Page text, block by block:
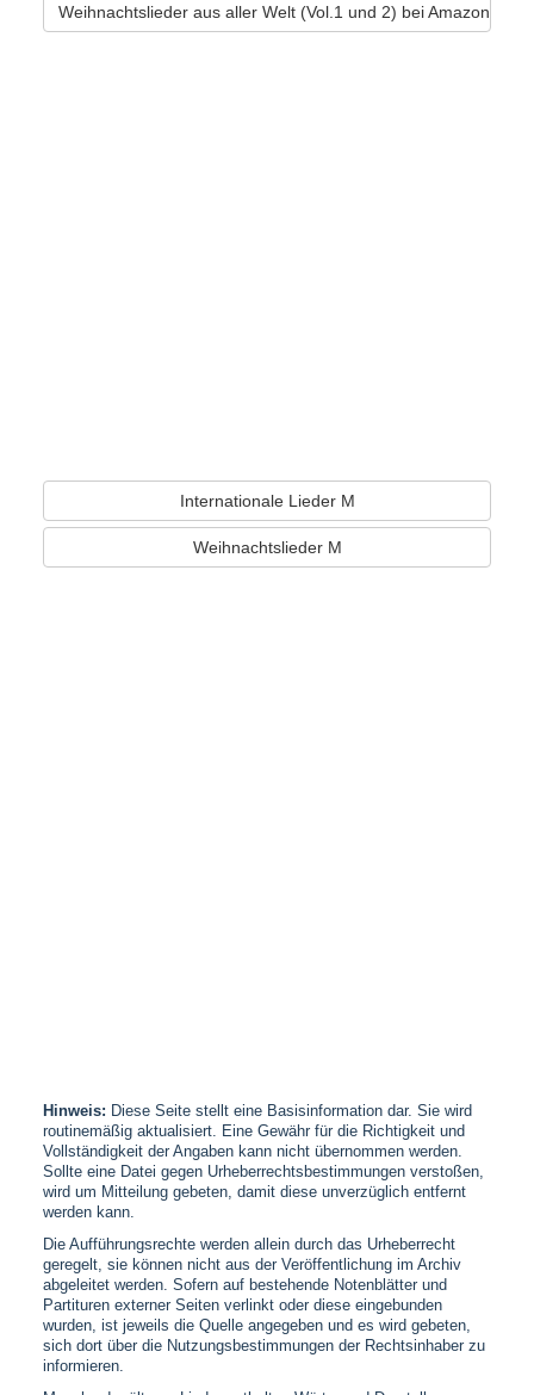
Weihnachtslieder aus aller Welt (Vol.1 und 2) bei Amazon
Internationale Lieder M
Weihnachtslieder M
Hinweis: Diese Seite stellt eine Basisinformation dar. Sie wird
routinemäßig aktualisiert. Eine Gewähr für die Richtigkeit und
Vollständigkeit der Angaben kann nicht übernommen werden.
Sollte eine Datei gegen Urheberrechtsbestimmungen verstoßen,
wird um Mitteilung gebeten, damit diese unverzüglich entfernt
werden kann.
Die Aufführungsrechte werden allein durch das Urheberrecht
geregelt, sie können nicht aus der Veröffentlichung im Archiv
abgeleitet werden. Sofern auf bestehende Notenblätter und
Partituren externer Seiten verlinkt oder diese eingebunden
wurden, ist jeweils die Quelle angegeben und es wird gebeten,
sich dort über die Nutzungsbestimmungen der Rechtsinhaber zu
informieren.